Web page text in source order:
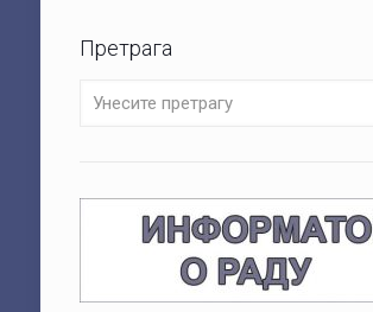
Претрага